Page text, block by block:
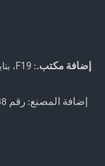
إضافة مكتب.: F19، بناية.9 المقر الرئيسي لجوانجو الدولي